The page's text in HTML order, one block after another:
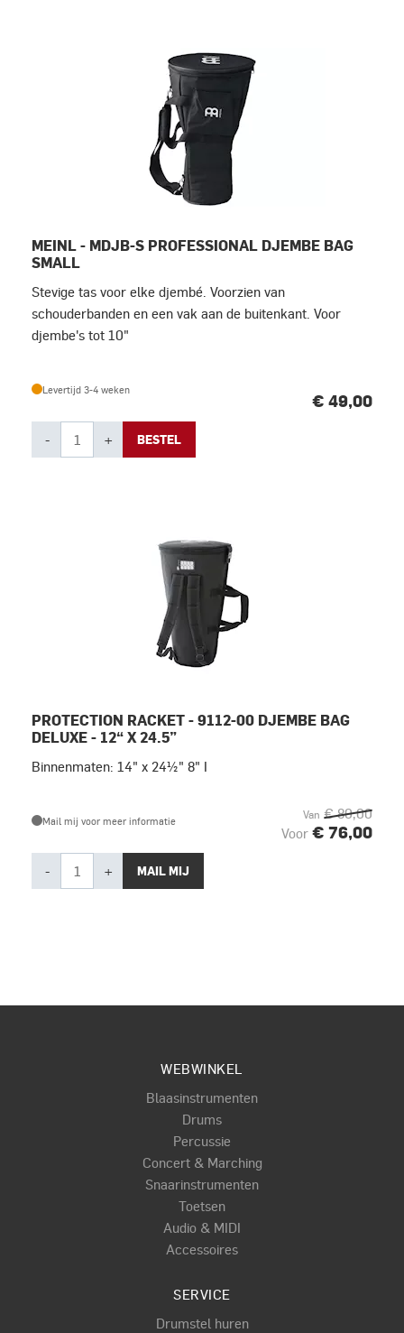
MEINL - MDJB-S PROFESSIONAL DJEMBE BAG
SMALL
Stevige tas voor elke djembé. Voorzien van
schouderbanden en een vak aan de buitenkant. Voor
djembe's tot 10"
Levertijd 3-4 weken
€ 49,00
- + BESTEL
PROTECTION RACKET - 9112-00 DJEMBE BAG
DELUXE - 12“ X 24.5”
Binnenmaten: 14" x 24½" 8" I
Mail mij voor meer informatie Van € 80,00
Voor € 76,00
- + MAIL MIJ
WEBWINKEL
Blaasinstrumenten
Drums
Percussie
Concert & Marching
Snaarinstrumenten
Toetsen
Audio & MIDI
Accessoires
SERVICE
Drumstel huren